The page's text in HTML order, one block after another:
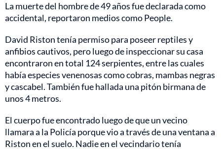
La muerte del hombre de 49 años fue declarada como
accidental, reportaron medios como People.
David Riston tenía permiso para poseer reptiles y
anfibios cautivos, pero luego de inspeccionar su casa
encontraron en total 124 serpientes, entre las cuales
había especies venenosas como cobras, mambas negras
y cascabel. También fue hallada una pitón birmana de
unos 4 metros.
El cuerpo fue encontrado luego de que un vecino
llamara a la Policía porque vio a través de una ventana a
Riston en el suelo. Nadie en el vecindario tenía